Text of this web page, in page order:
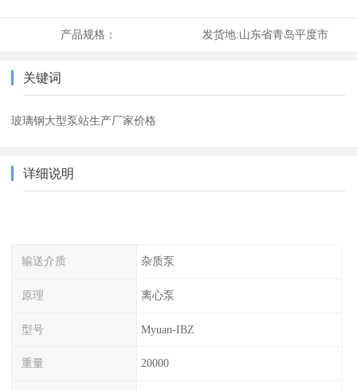
产品规格： 发货地:山东省青岛平度市
关键词
玻璃钢大型泵站生产厂家价格
详细说明
输送介质 杂质泵
原理 离心泵
型号 Myuan-IBZ
重量 20000